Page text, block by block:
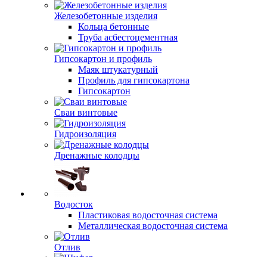
Железобетонные изделия
Кольца бетонные
Труба асбестоцементная
Гипсокартон и профиль
Маяк штукатурный
Профиль для гипсокартона
Гипсокартон
Сваи винтовые
Гидроизоляция
Дренажные колодцы
Водосток
Пластиковая водосточная система
Металлическая водосточная система
Отлив